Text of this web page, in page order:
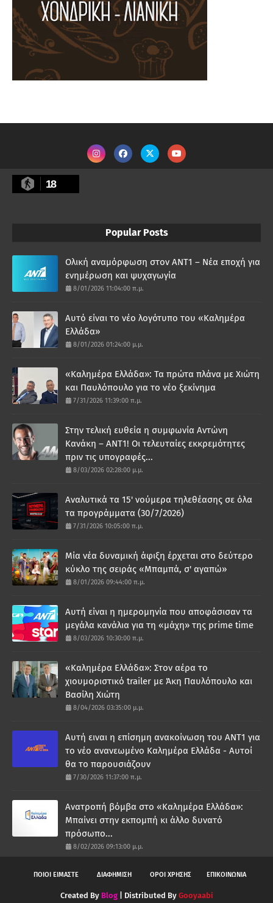
18
Popular Posts
Ολική αναμόρφωση στον ΑΝΤ1 – Νέα εποχή για
ενημέρωση και ψυχαγωγία
8/01/2026 11:04:00 π.μ.
Αυτό είναι το νέο λογότυπο του «Καλημέρα
Ελλάδα»
8/01/2026 01:24:00 μ.μ.
«Καλημέρα Ελλάδα»: Τα πρώτα πλάνα με Χιώτη
και Παυλόπουλο για το νέο ξεκίνημα
7/31/2026 11:39:00 π.μ.
Στην τελική ευθεία η συμφωνία Αντώνη
Κανάκη – ΑΝΤ1! Οι τελευταίες εκκρεμότητες
πριν τις υπογραφές...
8/03/2026 02:28:00 μ.μ.
Αναλυτικά τα 15' νούμερα τηλεθέασης σε όλα
τα προγράμματα (30/7/2026)
7/31/2026 10:05:00 π.μ.
Μία νέα δυναμική άφιξη έρχεται στο δεύτερο
κύκλο της σειράς «Μπαμπά, σ' αγαπώ»
8/01/2026 09:44:00 π.μ.
Αυτή είναι η ημερομηνία που αποφάσισαν τα
μεγάλα κανάλια για τη «μάχη» της prime time
8/03/2026 10:30:00 π.μ.
«Καλημέρα Ελλάδα»: Στον αέρα το
χιουμοριστικό trailer με Άκη Παυλόπουλο και
Βασίλη Χιώτη
8/04/2026 03:35:00 μ.μ.
Αυτή ειναι η επίσημη ανακοίνωση του ΑΝΤ1 για
το νέο ανανεωμένο Καλημέρα Ελλάδα - Αυτοί
θα το παρουσιάζουν
7/30/2026 11:37:00 π.μ.
Ανατροπή βόμβα στο «Καλημέρα Ελλάδα»:
Μπαίνει στην εκπομπή κι άλλο δυνατό
πρόσωπο...
8/02/2026 09:13:00 μ.μ.
ΠΟΙΟΙ ΕΙΜΑΣΤΕ ΔΙΑΦΗΜΙΣΗ ΟΡΟΙ ΧΡΗΣΗΣ ΕΠΙΚΟΙΝΩΝΙΑ
Created By Blog| Distributed By Gooyaabi